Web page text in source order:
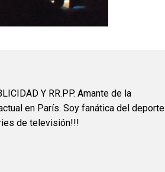
Y RR.PP. Amante de la
en París. Soy fanática del deporte
de televisión!!!